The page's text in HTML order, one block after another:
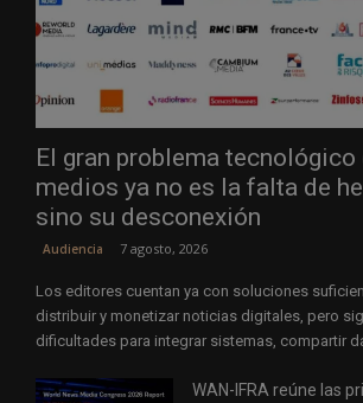
El gran problema tecnológico
medios ya no es la falta de
sino su desconexión
Audiencia 7 agosto, 2026
Los editores cuentan ya con soluciones
distribuir y monetizar noticias digitales, pero
dificultades para integrar sistemas, compartir
WAN-IFRA reúne las